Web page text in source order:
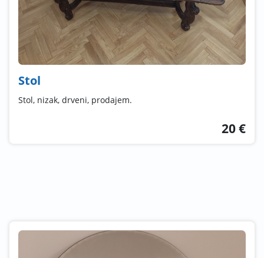
Stol
Stol, nizak, drveni, prodajem.
20 €